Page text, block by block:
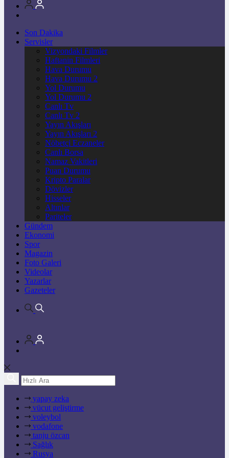
Son Dakika
Servisler
Vizyondaki Filmler
Haftanin Filmleri
Hava Durumu
Hava Durumu 2
Yol Durumu
Yol Durumu 2
Canlı Tv
Canlı Tv 2
Yayın Akışları
Yayın Akışları 2
Nöbetçi Eczaneler
Canlı Borsa
Namaz Vakitleri
Puan Durumu
Kripto Paralar
Dövizler
Hisseler
Altınlar
Pariteler
Gündem
Ekonomi
Spor
Magazin
Foto Galeri
Videolar
Yazarlar
Gazeteler
yapay zeka
vücut geliştirme
voleybol
vodafone
tanju özcan
Sağlık
Rusya